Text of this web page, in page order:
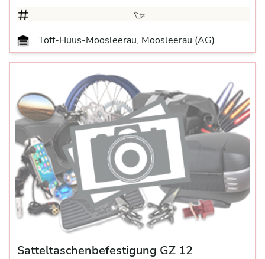
Töff-Huus-Moosleerau, Moosleerau (AG)
Satteltaschenbefestigung GZ 12